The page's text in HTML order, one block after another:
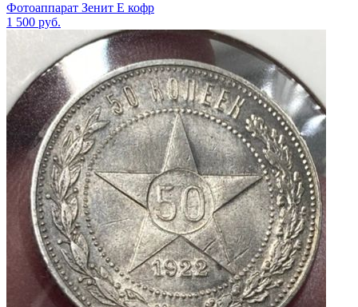
Фотоаппарат Зенит Е кофр
1 500 руб.